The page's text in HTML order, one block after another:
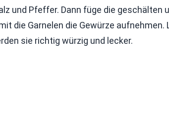
und Pfeffer. Dann füge die geschälten
die Garnelen die Gewürze aufnehmen.
sie richtig würzig und lecker.